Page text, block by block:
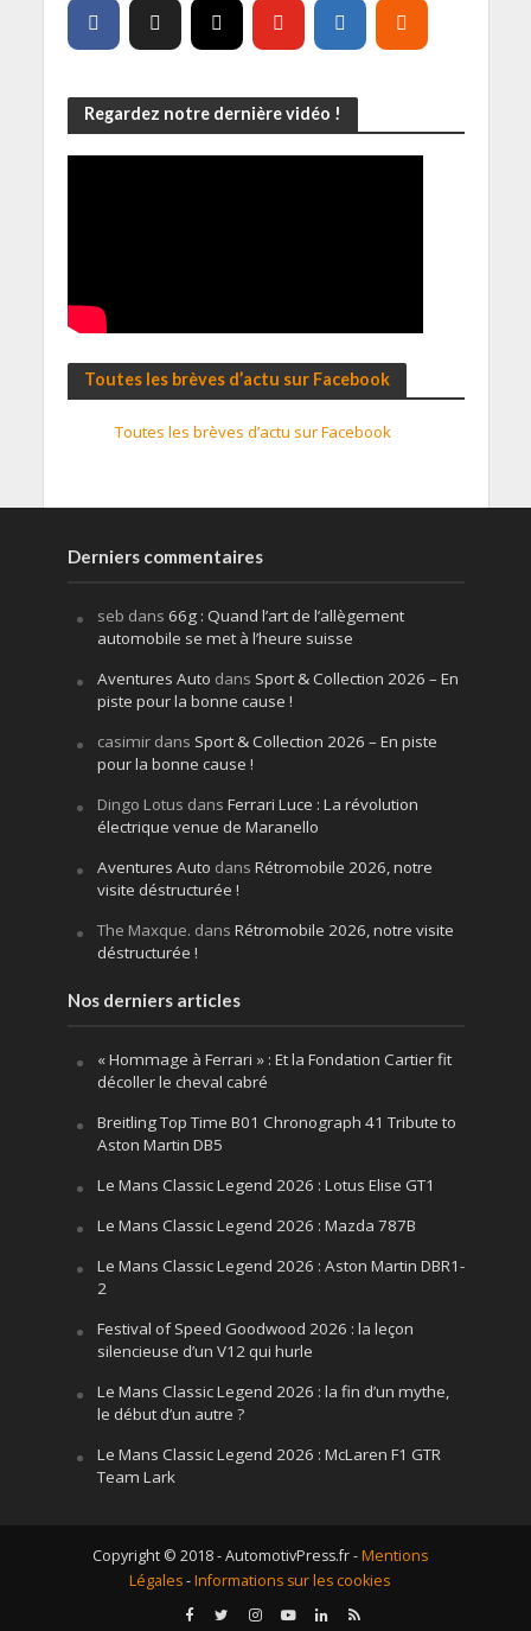
Regardez notre dernière vidéo !
Toutes les brèves d’actu sur Facebook
Toutes les brèves d’actu sur Facebook
Derniers commentaires
seb dans 66g : Quand l’art de l’allègement
automobile se met à l’heure suisse
Aventures Auto dans Sport & Collection 2026 – En
piste pour la bonne cause !
casimirdans Sport & Collection 2026 – En piste
pour la bonne cause !
Dingo Lotus dans Ferrari Luce : La révolution
électrique venue de Maranello
Aventures Auto dans Rétromobile 2026, notre
visite déstructurée !
The Maxque. dans Rétromobile 2026, notre visite
déstructurée !
Nos derniers articles
« Hommage à Ferrari » : Et la Fondation Cartier fit
décoller le cheval cabré
Breitling Top Time B01 Chronograph 41 Tribute to
Aston Martin DB5
Le Mans Classic Legend 2026 : Lotus Elise GT1
Le Mans Classic Legend 2026 : Mazda 787B
Le Mans Classic Legend 2026 : Aston Martin DBR1-
2
Festival of Speed Goodwood 2026 : la leçon
silencieuse d’un V12 qui hurle
Le Mans Classic Legend 2026 : la fin d’un mythe,
le début d’un autre ?
Le Mans Classic Legend 2026 : McLaren F1 GTR
Team Lark
Copyright © 2018 - AutomotivPress.fr -Mentions
Légales-Informations sur les cookies